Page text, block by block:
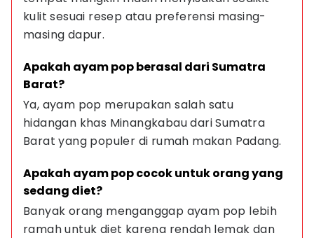
kulit sesuai resep atau preferensi masing-
masing dapur.
Apakah ayam pop berasal dari Sumatra
Barat?
Ya, ayam pop merupakan salah satu
hidangan khas Minangkabau dari Sumatra
Barat yang populer di rumah makan Padang.
Apakah ayam pop cocok untuk orang yang
sedang diet?
Banyak orang menganggap ayam pop lebih
ramah untuk diet karena rendah lemak dan